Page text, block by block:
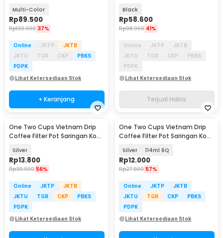
Multi-Color
Rp89.500
Rp139.900 37%
Online JKTP
JKTB
JKTU
TGR CKP
PBKS
PDPK
Lihat Ketersediaan Stok
+ Keranjang
Black
Rp58.600
Rp98.900 41%
Online JKTP
JKTB
JKTU
TGR CKP
PBKS
PDPK
Lihat Ketersediaan Stok
Terjual Habis
One Two Cups Vietnam Drip
Coffee Filter Pot Saringan Kopi
Silver
Rp13.800
Rp30.900 56%
Online JKTP
JKTB
JKTU
TGR CKP
PBKS
PDPK
Lihat Ketersediaan Stok
One Two Cups Vietnam Drip
Coffee Filter Pot Saringan Kopi
Silver 114ml 6Q
Rp12.000
Rp27.900 57%
Online JKTP
JKTB
JKTU
TGR CKP
PBKS
PDPK
Lihat Ketersediaan Stok